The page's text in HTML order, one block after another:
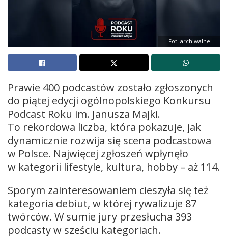
Fot. archiwalne
Prawie 400 podcastów zostało zgłoszonych
do piątej edycji ogólnopolskiego Konkursu
Podcast Roku im. Janusza Majki.
To rekordowa liczba, która pokazuje, jak
dynamicznie rozwija się scena podcastowa
w Polsce. Najwięcej zgłoszeń wpłynęło
w kategorii lifestyle, kultura, hobby – aż 114.
Sporym zainteresowaniem cieszyła się też
kategoria debiut, w której rywalizuje 87
twórców. W sumie jury przesłucha 393
podcasty w sześciu kategoriach.